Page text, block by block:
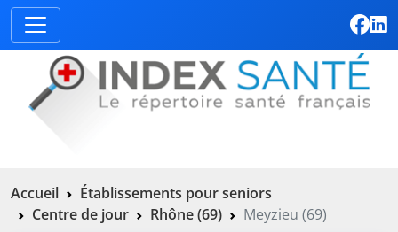
Accueil
Établissements pour seniors
Centre de jour
Rhône (69) Meyzieu (69)